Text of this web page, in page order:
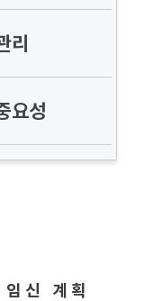
리
요성
신 계획